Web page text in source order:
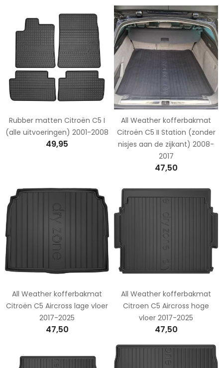
Rubber matten Citroën C5 I
(alle uitvoeringen) 2001-2008
49,95
All Weather kofferbakmat
Citroën C5 II Station (zonder
nisjes aan de zijkant) 2008-
2017
47,50
All Weather kofferbakmat
Citroën C5 Aircross lage vloer
2017-2025
47,50
All Weather kofferbakmat
Citroen C5 Aircross hoge
vloer 2017-2025
47,50